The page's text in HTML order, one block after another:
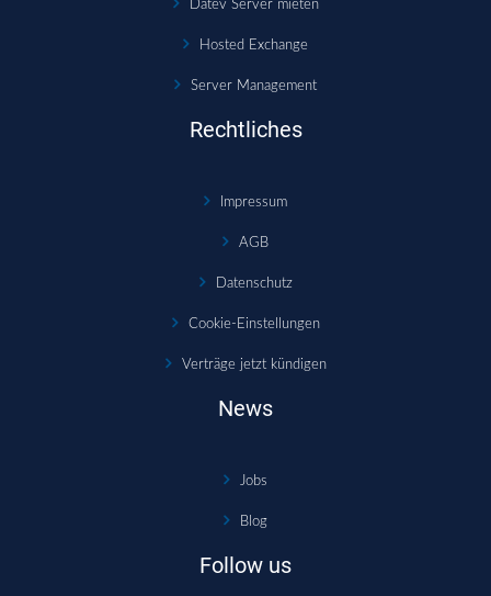
Datev Server mieten
Hosted Exchange
Server Management
Rechtliches
Impressum
AGB
Datenschutz
Cookie-Einstellungen
Verträge jetzt kündigen
News
Jobs
Blog
Follow us